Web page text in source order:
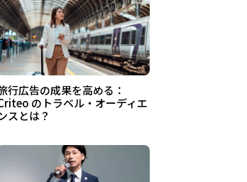
行広告の成果を高める：
のトラベル・オーディエ
スとは？